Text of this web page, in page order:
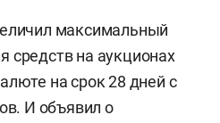
максимальный
средств на аукционах
на срок 28 дней с
И объявил о